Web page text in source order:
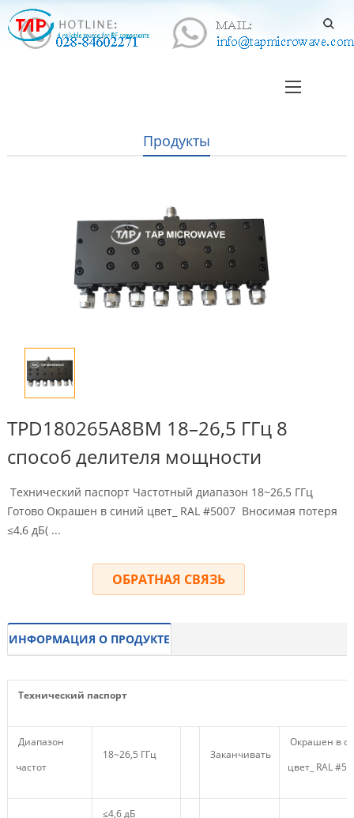
Продукты
TPD180265A8BM 18–26,5 ГГц 8
способ делителя мощности
Технический паспорт Частотный диапазон 18~26,5 ГГц
Готово Окрашен в синий цвет_ RAL #5007 Вносимая потеря
≤4,6 дБ( ...
ОБРАТНАЯ СВЯЗЬ
ИНФОРМАЦИЯ О ПРОДУКТЕ
Технический паспорт
Диапазон
частот
18~26,5 ГГц Заканчивать
Окрашен в
цвет_ RAL
≤4,6 дБ